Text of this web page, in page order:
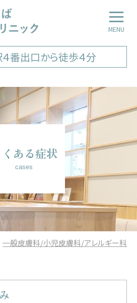
番出口から徒歩４分
一般皮膚科/小児皮膚科/アレルギー科
くある症状
cases